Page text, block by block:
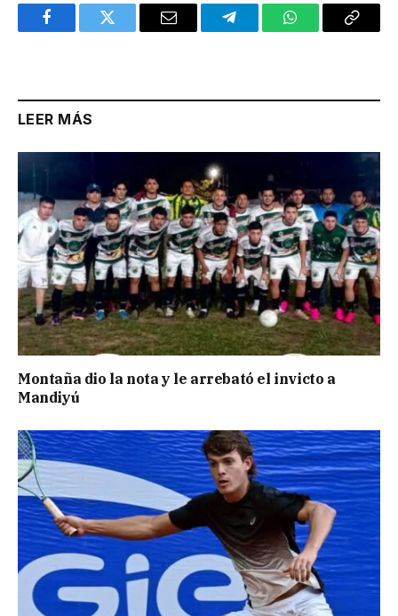
FacebookTwitter Email TelegramWhatsAppCopy
LEER MÁS
Montaña dio la nota y le arrebató el invicto a
Mandiyú